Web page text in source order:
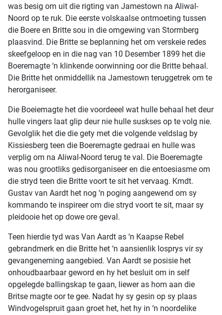
was besig om uit die rigting van Jamestown na Aliwal-
Noord op te ruk. Die eerste volskaalse ontmoeting tussen
die Boere en Britte sou in die omgewing van Stormberg
plaasvind. Die Britte se beplanning het om verskeie redes
skeefgeloop en in die nag van 10 Desember 1899 het die
Boeremagte ‘n klinkende oorwinning oor die Britte behaal.
Die Britte het onmiddellik na Jamestown teruggetrek om te
herorganiseer.
Die Boeiemagte het die voordeeel wat hulle behaal het deur
hulle vingers laat glip deur nie hulle suskses op te volg nie.
Gevolglik het die die gety met die volgende veldslag by
Kissiesberg teen die Boeremagte gedraai en hulle was
verplig om na Aliwal-Noord terug te val. Die Boeremagte
was nou grootliks gedisorganiseer en die entoesiasme om
die stryd teen die Britte voort te sit het vervaag. Kmdt.
Gustav van Aardt het nog ‘n poging aangewend om sy
kommando te inspireer om die stryd voort te sit, maar sy
pleidooie het op dowe ore geval.
Teen hierdie tyd was Van Aardt as ‘n Kaapse Rebel
gebrandmerk en die Britte het ‘n aansienlik losprys vir sy
gevangeneming aangebied. Van Aardt se posisie het
onhoudbaarbaar geword en hy het besluit om in self
opgelegde ballingskap te gaan, liewer as hom aan die
Britse magte oor te gee. Nadat hy sy gesin op sy plaas
Windvogelspruit gaan groet het, het hy in ‘n noordelike